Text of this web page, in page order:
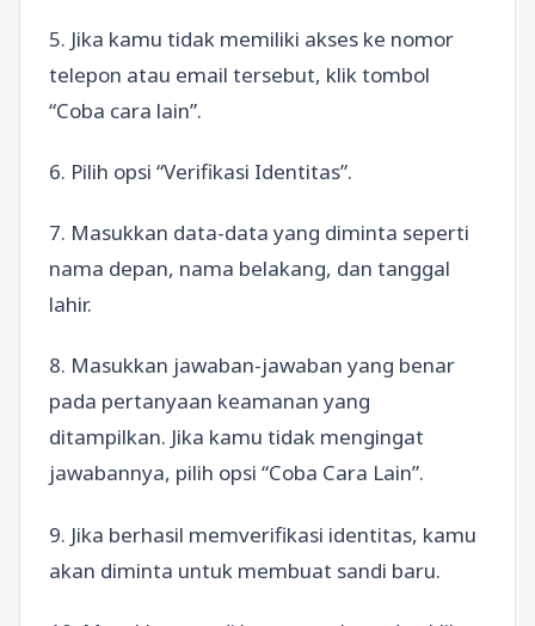
5. Jika kamu tidak memiliki akses ke nomor
telepon atau email tersebut, klik tombol
“Coba cara lain”.
6. Pilih opsi “Verifikasi Identitas”.
7. Masukkan data-data yang diminta seperti
nama depan, nama belakang, dan tanggal
lahir.
8. Masukkan jawaban-jawaban yang benar
pada pertanyaan keamanan yang
ditampilkan. Jika kamu tidak mengingat
jawabannya, pilih opsi “Coba Cara Lain”.
9. Jika berhasil memverifikasi identitas, kamu
akan diminta untuk membuat sandi baru.